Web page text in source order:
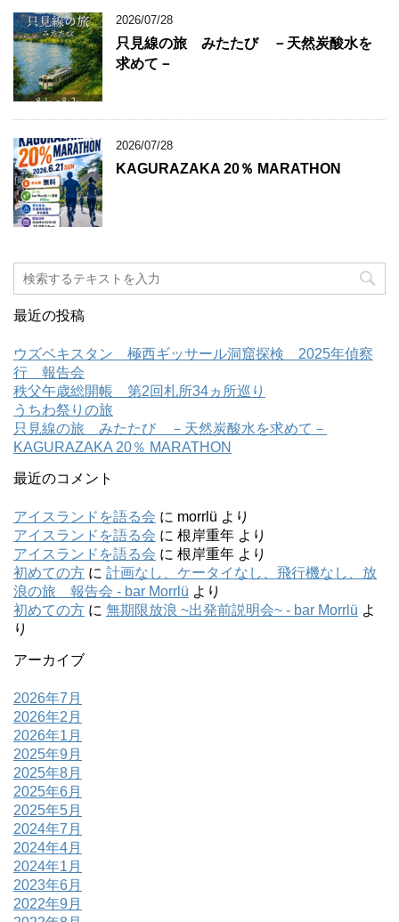
2026/07/28
只見線の旅 みたたび －天然炭酸水を
求めて－
2026/07/28
KAGURAZAKA 20％ MARATHON
最近の投稿
ウズベキスタン 極西ギッサール洞窟探検 2025年偵察
行 報告会
秩父午歳総開帳 第2回札所34ヵ所巡り
うちわ祭りの旅
只見線の旅 みたたび －天然炭酸水を求めて－
KAGURAZAKA 20％ MARATHON
最近のコメント
アイスランドを語る会 に morrlü より
アイスランドを語る会 に 根岸重年 より
アイスランドを語る会 に 根岸重年 より
初めての方 に 計画なし、ケータイなし、飛行機なし、放
浪の旅 報告会 - bar Morrlü より
初めての方 に 無期限放浪 ~出発前説明会~ - bar Morrlü よ
り
アーカイブ
2026年7月
2026年2月
2026年1月
2025年9月
2025年8月
2025年6月
2025年5月
2024年7月
2024年4月
2024年1月
2023年6月
2022年9月